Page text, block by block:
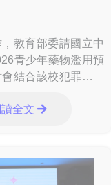
教育部委請國立中
青少年藥物濫用預
結合該校犯罪防治
讀全文